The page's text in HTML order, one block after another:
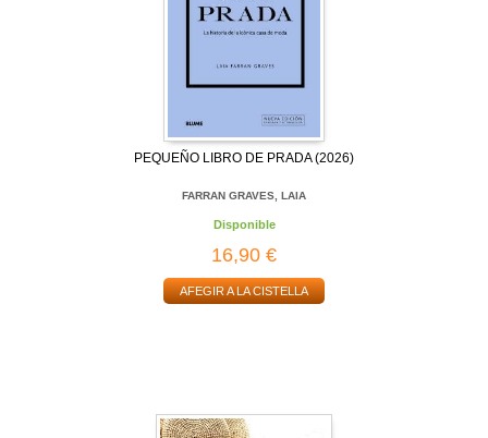
PEQUEÑO LIBRO DE PRADA (2026)
FARRAN GRAVES, LAIA
Disponible
16,90 €
AFEGIR A LA CISTELLA